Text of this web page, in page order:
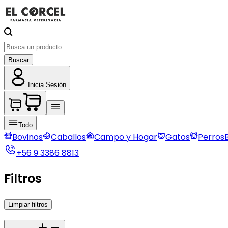
Buscar
Inicia Sesión
Todo
Bovinos Caballos Campo y Hogar Gatos Perros
+56 9 3386 8813
Filtros
Limpiar filtros